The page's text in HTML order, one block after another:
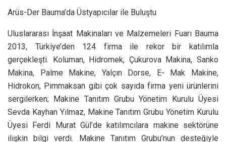
Arüs-Der Bauma’da Üstyapıcılar ile Buluştu
Uluslararası İnşaat Makinaları ve Malzemeleri Fuarı Bauma
2013, Türkiye’den 124 firma ile rekor bir katılımla
gerçekleşti. Koluman, Hidromek, Çukurova Makina, Sanko
Makina, Palme Makine, Yalçın Dorse, E- Mak Makine,
Hidrokon, Pimmaksan gibi çok sayıda firma yeni ürünlerini
sergilerken; Makine Tanıtım Grubu Yönetim Kurulu Üyesi
Sevda Kayhan Yılmaz, Makine Tanıtım Grubu Yönetim Kurulu
Üyesi Ferdi Murat Gül’de katılımcılara makine sektörüne
ilişkin bilgi verdi. Makine Tanıtım Grubu’nun desteğiyle